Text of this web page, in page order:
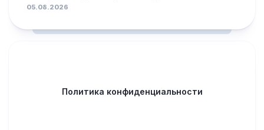
05.08.2026
Политика конфиденциальности